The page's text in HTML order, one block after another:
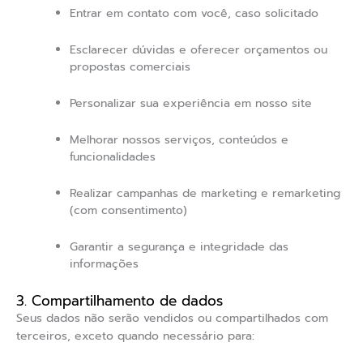
Entrar em contato com você, caso solicitado
Esclarecer dúvidas e oferecer orçamentos ou
propostas comerciais
Personalizar sua experiência em nosso site
Melhorar nossos serviços, conteúdos e
funcionalidades
Realizar campanhas de marketing e remarketing
(com consentimento)
Garantir a segurança e integridade das
informações
3. Compartilhamento de dados
Seus dados não serão vendidos ou compartilhados com
terceiros, exceto quando necessário para: